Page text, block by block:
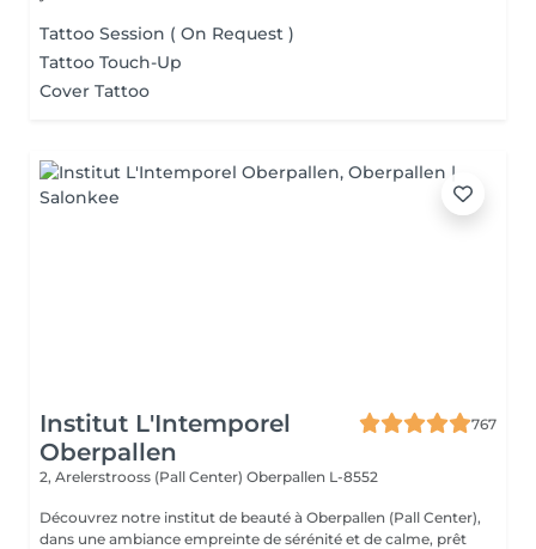
Tattoo Session ( On Request )
Tattoo Touch-Up
Cover Tattoo
Institut L'Intemporel
Oberpallen
767
2, Arelerstrooss (Pall Center) Oberpallen L-8552
Découvrez notre institut de beauté à Oberpallen (Pall Center),
dans une ambiance empreinte de sérénité et de calme, prêt